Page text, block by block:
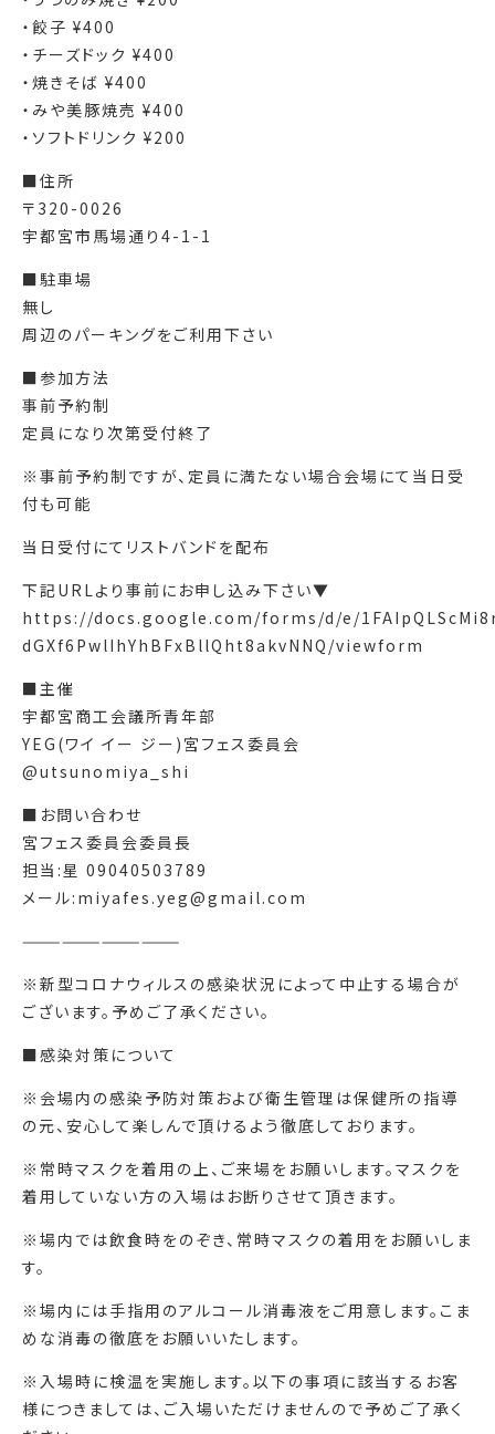
・餃子 ¥400
・チーズドック ¥400
・焼きそば ¥400
・みや美豚焼売 ¥400
・ソフトドリンク ¥200
■住所
〒320-0026
宇都宮市馬場通り4-1-1
■駐車場
無し
周辺のパーキングをご利用下さい
■参加方法
事前予約制
定員になり次第受付終了
※事前予約制ですが、定員に満たない場合会場にて当日受
付も可能
当日受付にてリストバンドを配布
下記URLより事前にお申し込み下さい▼
https://docs.google.com/forms/d/e/
dGXf6PwlIhYhBFxBllQht8akvNNQ/viewform
■主催
宇都宮商工会議所青年部
YEG(ワイ イー ジー)宮フェス委員会
@utsunomiya_shi
■お問い合わせ
宮フェス委員会委員長
担当:星 09040503789
メール:miyafes.yeg@gmail.com
————————————
※新型コロナウィルスの感染状況によって中止する場合が
ございます。予めご了承ください。
■感染対策について
※会場内の感染予防対策および衛生管理は保健所の指導
の元、安心して楽しんで頂けるよう徹底しております。
※常時マスクを着用の上、ご来場をお願いします。マスクを
着用していない方の入場はお断りさせて頂きます。
※場内では飲食時をのぞき、常時マスクの着用をお願いしま
す。
※場内には手指用のアルコール消毒液をご用意します。こま
めな消毒の徹底をお願いいたします。
※入場時に検温を実施します。以下の事項に該当するお客
様につきましては、ご入場いただけませんので予めご了承く